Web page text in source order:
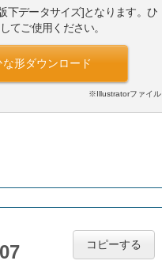
下データサイズ]となります。ひ
てご使用ください。
な形ダウンロード
※Illustratorファイル
コピーする